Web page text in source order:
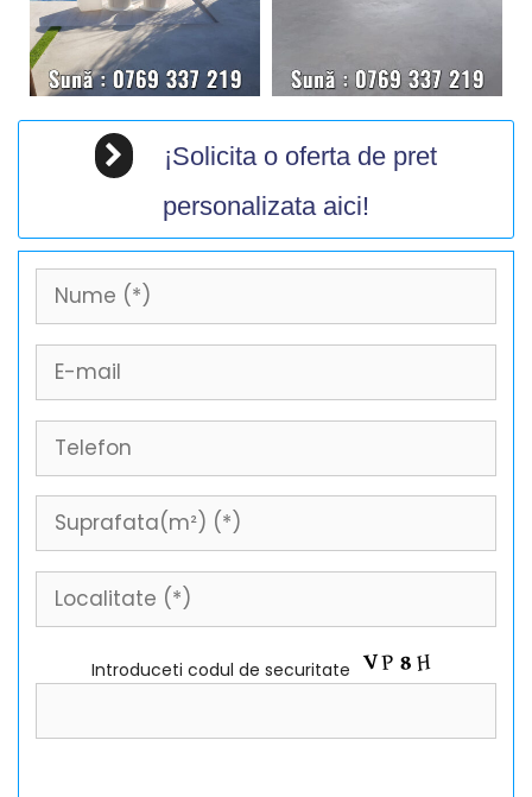
¡Solicita o oferta de pret
personalizata aici!
Introduceti codul de securitate